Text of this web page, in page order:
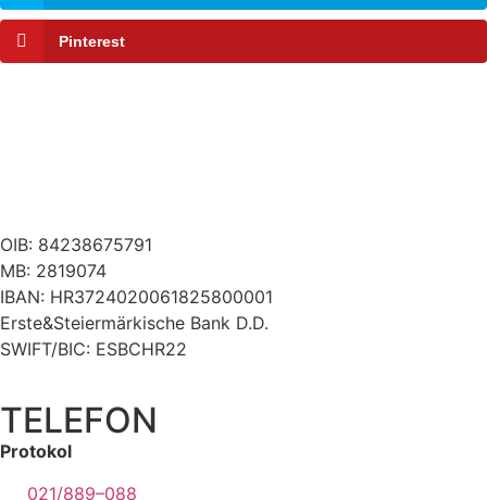
Pinterest
OIB: 84238675791
MB: 2819074
IBAN: HR3724020061825800001
Erste&Steiermärkische Bank D.D.
SWIFT/BIC: ESBCHR22
TELEFON
Protokol
021/889–088